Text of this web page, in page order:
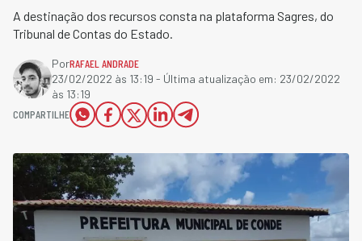
A destinação dos recursos consta na plataforma Sagres, do
Tribunal de Contas do Estado.
PorRAFAEL ANDRADE
23/02/2022 às 13:19 - Última atualização em: 23/02/2022
às 13:19
COMPARTILHE